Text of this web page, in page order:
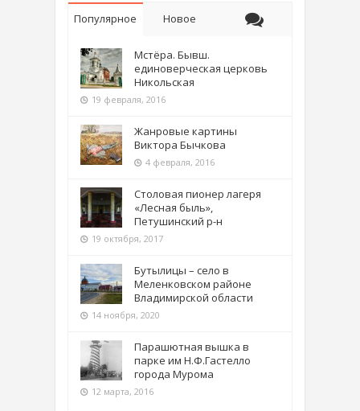
Популярное Новое
Мстёра. Бывш.
единоверческая церковь
Никольская
19 февраля, 2016
Жанровые картины
Виктора Бычкова
4 февраля, 2016
Столовая пионер лагеря
«Лесная быль»,
Петушинский р-н
19 октября, 2017
Бутылицы – село в
Меленковском районе
Владимирской области
14 ноября, 2020
Парашютная вышка в
парке им Н.Ф.Гастелло
города Мурома
12 марта, 2016